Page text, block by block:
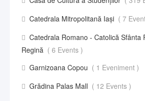
Catedrala Mitropolitană Iași ( 7
Catedrala Romano - Catolică Sfânta
Regină ( 6 Events )
Garnizoana Copou ( 1 Eveniment )
Grădina Palas Mall ( 12 Events )